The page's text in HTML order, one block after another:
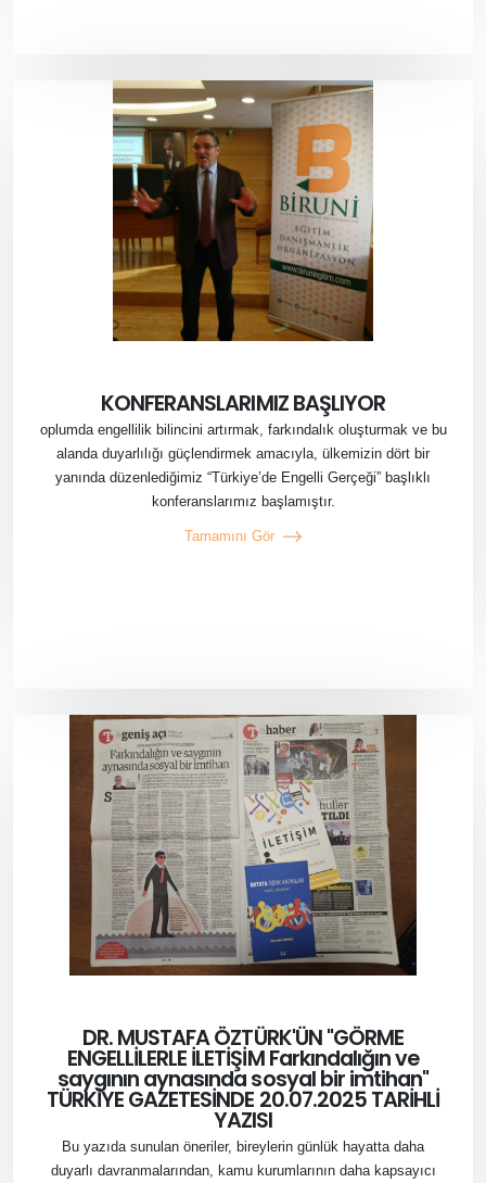
KONFERANSLARIMIZ BAŞLIYOR
oplumda engellilik bilincini artırmak, farkındalık oluşturmak ve bu
alanda duyarlılığı güçlendirmek amacıyla, ülkemizin dört bir
yanında düzenlediğimiz “Türkiye’de Engelli Gerçeği” başlıklı
konferanslarımız başlamıştır.
Tamamını Gör
DR. MUSTAFA ÖZTÜRK'ÜN "GÖRME
ENGELLİLERLE İLETİŞİM Farkındalığın ve
saygının aynasında sosyal bir imtihan"
TÜRKİYE GAZETESİNDE 20.07.2025 TARİHLİ
YAZISI
Bu yazıda sunulan öneriler, bireylerin günlük hayatta daha
duyarlı davranmalarından, kamu kurumlarının daha kapsayıcı